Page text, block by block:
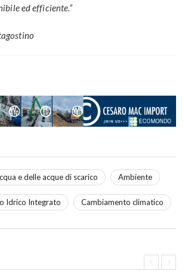
ed efficiente.”
e delle acque di scarico Ambiente
Idrico Integrato Cambiamento climatico